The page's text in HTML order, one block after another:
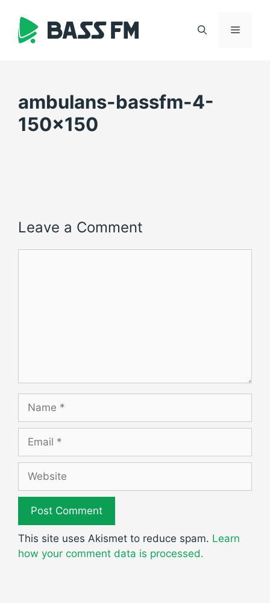
content
Menu
ambulans-bassfm-4-
150×150
Leave a Comment
Name
Email
Website
This site uses Akismet to reduce spam. Learn
how your comment data is processed.